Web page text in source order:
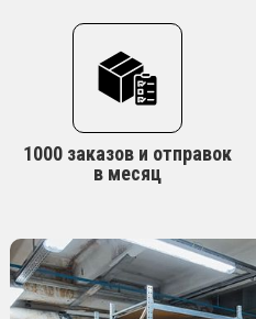
1000 заказов и отправок
в месяц